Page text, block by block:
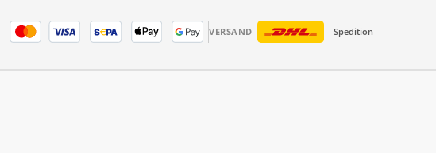
VERSAND Spedition